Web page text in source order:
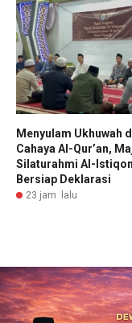
Menyulam Ukhuwah
Cahaya Al-Qur’an,
Silaturahmi Al-
Bersiap Deklarasi
23 jam lalu